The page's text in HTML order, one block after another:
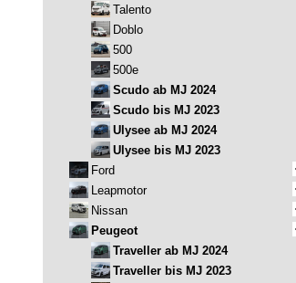
Talento
Doblo
500
500e
Scudo ab MJ 2024
Scudo bis MJ 2023
Ulysee ab MJ 2024
Ulysee bis MJ 2023
Ford
Leapmotor
Nissan
Peugeot
Traveller ab MJ 2024
Traveller bis MJ 2023